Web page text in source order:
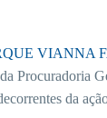
VIANNA
Procuradoria
da